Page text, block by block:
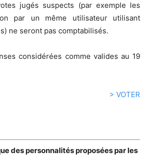
jugés suspects (par exemple les
par un même utilisateur utilisant
ne seront pas comptabilisés.
considérées comme valides au 19
> VOTER
des personnalités proposées par les